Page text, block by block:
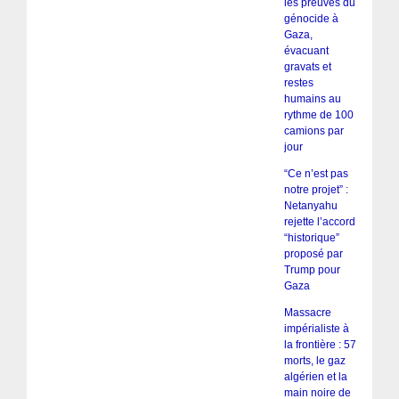
génocide à
Gaza,
évacuant
gravats et
restes
humains au
rythme de 100
camions par
jour
“Ce n’est pas
notre projet” :
Netanyahu
rejette l’accord
“historique”
proposé par
Trump pour
Gaza
Massacre
impérialiste à
la frontière : 57
morts, le gaz
algérien et la
main noire de